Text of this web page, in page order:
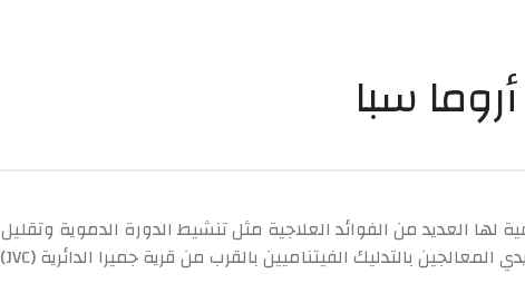
سبا
لها العديد من الفوائد العلاجية مثل تنشيط الدورة الدموية وتقليل
الاكتئاب والقلق وتعزيز المناعة وتخفيف آلام العضلات. تساعد أيدي المعالجين بالتدليك الفيتناميين بالقرب من قرية جميرا الدائرية (JVC)